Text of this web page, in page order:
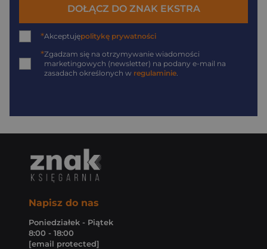
DOŁĄCZ DO ZNAK EKSTRA
*Akceptujępolitykę prywatności
*Zgadzam się na otrzymywanie wiadomości
marketingowych (newsletter) na podany e-mail na
zasadach określonych w regulaminie.
Napisz do nas
Poniedziałek - Piątek
8:00 - 18:00
[email protected]